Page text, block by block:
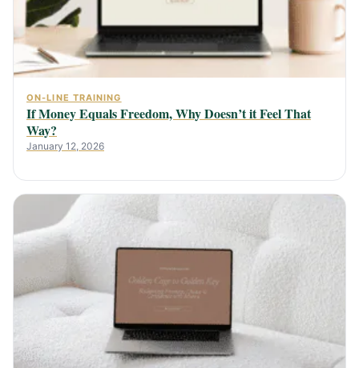
ON-LINE TRAINING
If Money Equals Freedom, Why Doesn’t it Feel That
Way?
January 12, 2026